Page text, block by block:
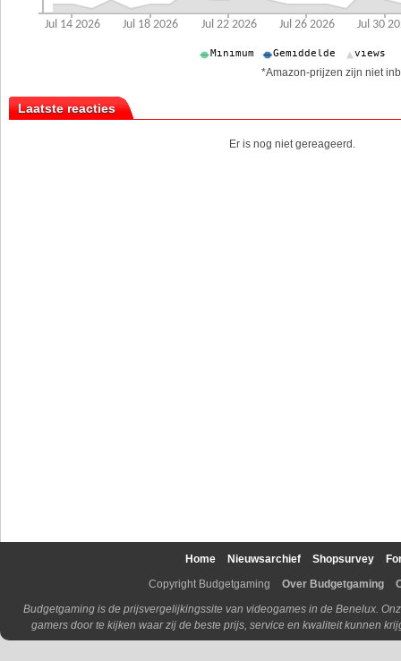
*Amazon-prijzen zijn niet
Laatste reacties
Er is nog niet gereageerd.
Home Nieuwsarchief Shopsurvey
Copyright Budgetgaming
Over Budgetgaming
Budgetgaming is de prijsvergelijkingssite van videogames in de Benelux.
gamers door te kijken waar zij de beste prijs, service en kwaliteit kunnen